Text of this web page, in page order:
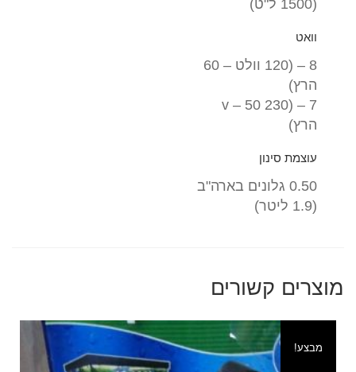
(1500 ל"ט)
וואט
8 – (120 וולט – 60
הרץ)
7 – (230 v – 50
הרץ)
עוצמת סינון
0.50 גלונים בארה"ב
(1.9 ליטר)
מוצרים קשורים
מבצע!